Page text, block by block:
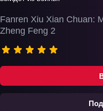
Fanren Xiu Xian Chuan:
Zheng Feng 2